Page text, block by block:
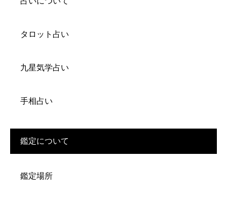
タロット占い
九星気学占い
手相占い
鑑定について
鑑定場所